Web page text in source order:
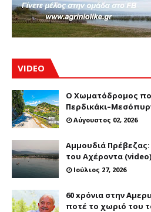
VIDEO
Ο Χωματόδρομος
Αύγουστος 02, 2026
Αμμουδιά
του Αχέροντα (video)
Ιούλιος 27, 2026
60 xρόνια στην
ποτέ το χωριό του